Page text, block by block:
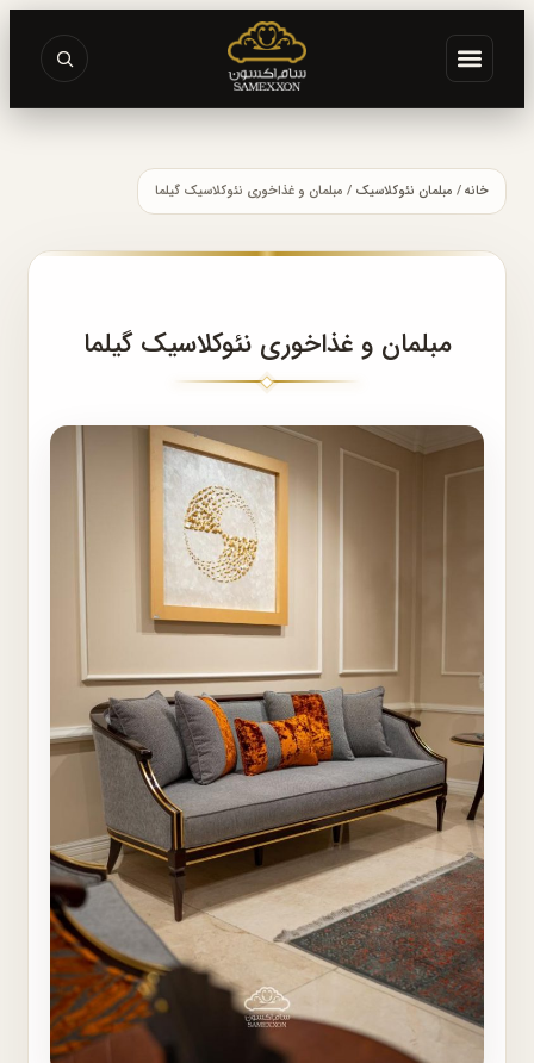
خانه/ مبلمان نئوکلاسیک / مبلمان و غذاخوری نئوکلاسیک گیلما
مبلمان و غذاخوری نئوکلاسیک گیلما